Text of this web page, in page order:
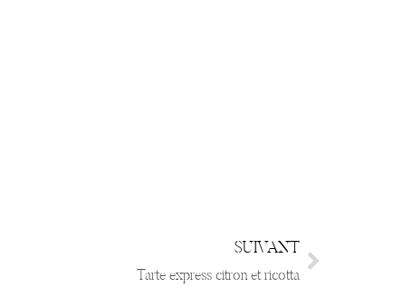
SUIVANT
Tarte express citron et ricotta